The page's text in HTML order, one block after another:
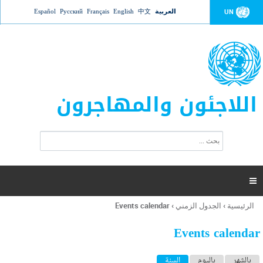
Jump to navigation UN العربية 中文
English
Français
Русский
Español
اللاجئون والمهاجرون
ت
ر
ل
ح
ب

أنت
هنا
الرئيسية › الجدول الزمني ›
Events calendar
Events calendar